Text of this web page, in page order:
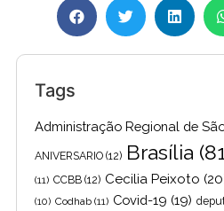
Tags
Administração Regional de
ANIVERSARIO (12) Brasília
(11) CCBB (12) Cecilia Peixoto
(10) Codhab (11) Covid-19 (19)